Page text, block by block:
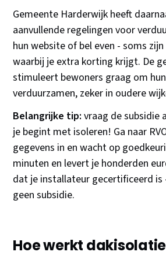
Gemeente Harderwijk heeft
aanvullende regelingen voor
hun website of bel even - soms
waarbij je extra korting krijgt. De
stimuleert bewoners graag om
verduurzamen, zeker in oudere
Belangrijke tip: vraag de subsidie
je begint met isoleren! Ga naar
gegevens in en wacht op
minuten en levert je honderden
dat je installateur gecertificeerd is
geen subsidie.
Hoe werkt